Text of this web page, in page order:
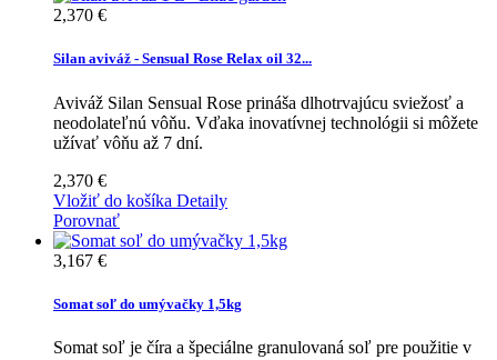
2,370 €
Silan aviváž - Sensual Rose Relax oil 32...
Aviváž Silan Sensual Rose prináša dlhotrvajúcu sviežosť a
neodolateľnú vôňu. Vďaka inovatívnej technológii si môžete
užívať vôňu až 7 dní.
2,370 €
Vložiť do košíka Detaily
Porovnať
3,167 €
Somat soľ do umývačky 1,5kg
Somat soľ je číra a špeciálne granulovaná soľ pre použitie v